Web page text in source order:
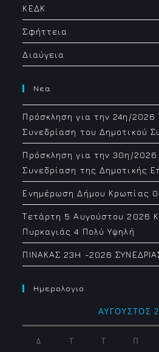
ΚΕΔΚ
Σφήττεια
Διαύγεια
Νεα
Πρόσκληση για την 24η/2026
Συνεδρίαση του Δημοτικού
Πρόσκληση για την 30η/2026
Συνεδρίαση της Δημοτικής
Ενημέρωση Δήμου Κρωπίας
Τετάρτη 5 Αυγούστου 2026
Πυρκαγιάς 4 Πολύ Υψηλή
ΠΙΝΑΚΑΣ 23H -2026
Ημερολογιο
ΑΎΓΟΥΣΤΟΣ
Δ Τ Τ Π